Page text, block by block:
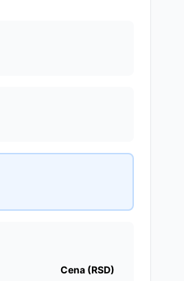
Cena (RSD)